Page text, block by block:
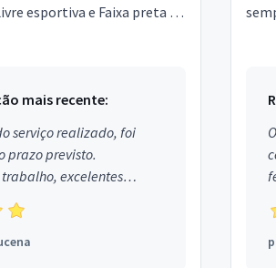
esportiva e Faixa preta de
mais recente:
serviço realizado, foi
prazo previsto.
excelentes